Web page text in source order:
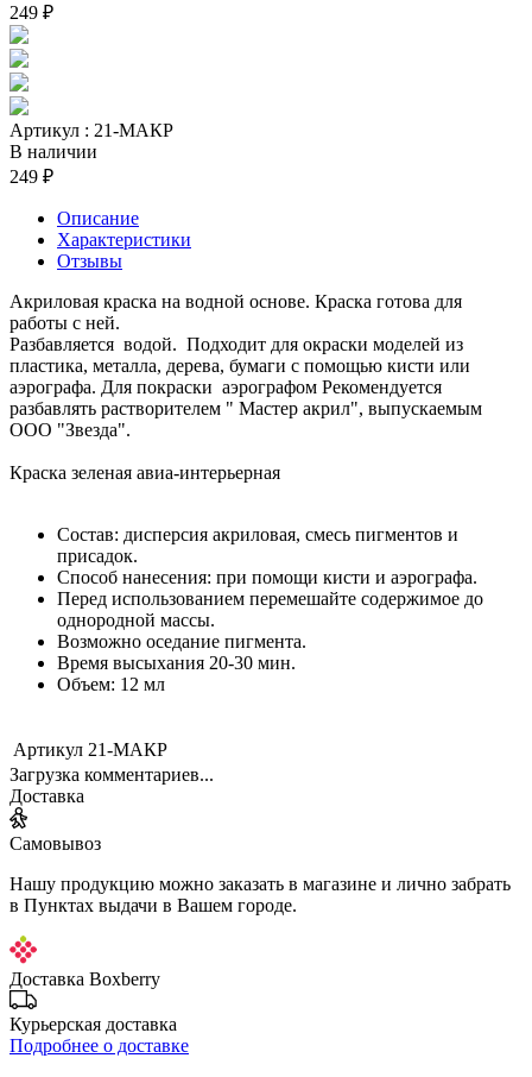
249 ₽
Артикул : 21-МАКР
В наличии
249 ₽
Описание
Характеристики
Отзывы
Акриловая краска на водной основе. Краска готова для
работы с ней.
Разбавляется водой. Подходит для окраски моделей из
пластика, металла, дерева, бумаги с помощью кисти или
аэрографа. Для покраски аэрографом Рекомендуется
разбавлять растворителем " Мастер акрил", выпускаемым
ООО "Звезда".
Краска зеленая авиа-интерьерная
Состав: дисперсия акриловая, смесь пигментов и
присадок.
Способ нанесения: при помощи кисти и аэрографа.
Перед использованием перемешайте содержимое до
однородной массы.
Возможно оседание пигмента.
Время высыхания 20-30 мин.
Объем: 12 мл
Артикул 21-МАКР
Загрузка комментариев...
Доставка
Самовывоз
Нашу продукцию можно заказать в магазине и лично забрать
в Пунктах выдачи в Вашем городе.
Доставка Boxberry
Курьерская доставка
Подробнее о доставке